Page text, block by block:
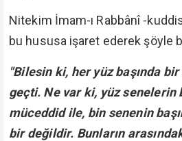
Nitekim İmam-ı Rabbânî -
bu hususa işaret ederek şöyle
"Bilesin ki, her yüz başında
geçti. Ne var ki, yüz senelerin
müceddid ile, bin senenin
bir değildir. Bunların